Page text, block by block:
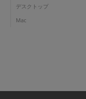
デスクトップ
Mac